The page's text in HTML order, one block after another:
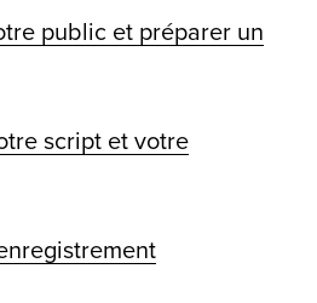
public et préparer un
script et votre